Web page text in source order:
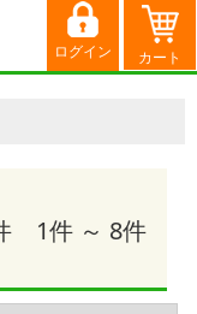
1件 ～ 8件